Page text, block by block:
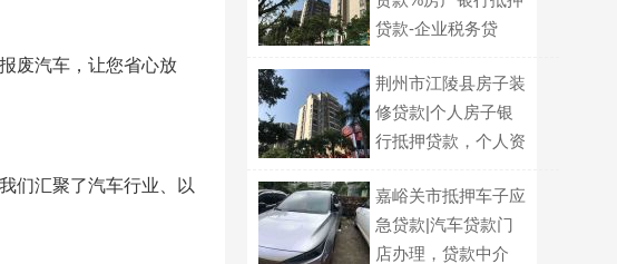
废汽车，让您省心放
们汇聚了汽车行业、以
贷款-企业税务贷
荆州市江陵县房子装
修贷款|个人房子银
行抵押贷款，个人资
嘉峪关市抵押车子应
急贷款|汽车贷款门
店办理，贷款中介